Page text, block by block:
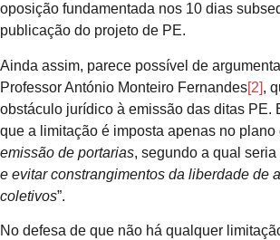
oposição fundamentada nos 10 dias
publicação do projeto de PE.
Ainda assim, parece possível de
Professor António Monteiro Fernandes[2],
obstáculo jurídico à emissão das ditas PE.
que a limitação é imposta apenas no plano
emissão de portarias, segundo a qual seria
e evitar constrangimentos da liberdade de
coletivos”.
No defesa de que não há qualquer